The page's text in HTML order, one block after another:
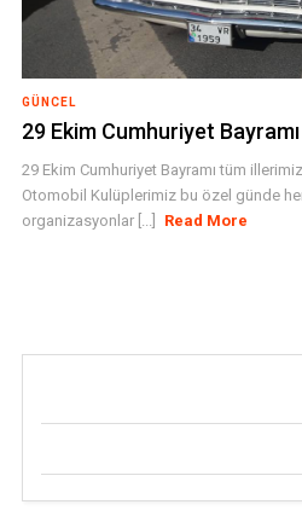
GÜNCEL
29 Ekim Cumhuriyet
29 Ekim Cumhuriyet Bayramı tüm
Otomobil Kulüplerimiz bu özel günde
organizasyonlar [...]
Read More